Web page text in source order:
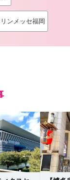
ンメッセ福岡